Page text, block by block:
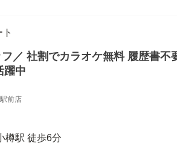
／ 社割でカラオケ無料 履歴書不
躍中
前店
樽駅 徒歩6分